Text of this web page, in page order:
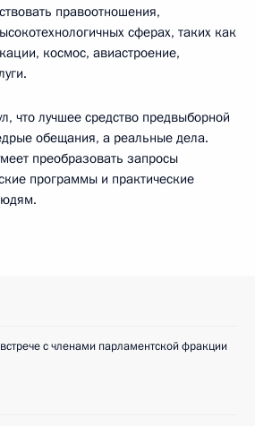
правоотношения,
сферах, таких как
космос, авиастроение,
что лучшее средство предвыборной
обещания, а реальные дела.
преобразовать запросы
программы и практические
с членами парламентской фракции